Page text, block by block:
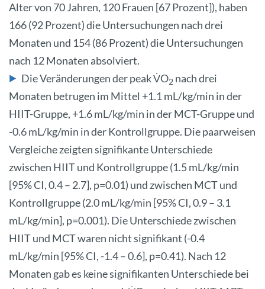
Alter von 70 Jahren, 120 Frauen [67 Prozent]), haben
166 (92 Prozent) die Untersuchungen nach drei
Monaten und 154 (86 Prozent) die Untersuchungen
nach 12 Monaten absolviert.
Die Veränderungen der peak V̇O2 nach drei
Monaten betrugen im Mittel +1.1 mL/kg/min in der
HIIT-Gruppe, +1.6 mL/kg/min in der MCT-Gruppe und
-0.6 mL/kg/min in der Kontrollgruppe. Die paarweisen
Vergleiche zeigten signifikante Unterschiede
zwischen HIIT und Kontrollgruppe (1.5 mL/kg/min
[95% CI, 0.4 – 2.7], p=0.01) und zwischen MCT und
Kontrollgruppe (2.0 mL/kg/min [95% CI, 0.9 – 3.1
mL/kg/min], p=0.001). Die Unterschiede zwischen
HIIT und MCT waren nicht signifikant (-0.4
mL/kg/min [95% CI, -1.4 – 0.6], p=0.41). Nach 12
Monaten gab es keine signifikanten Unterschiede bei